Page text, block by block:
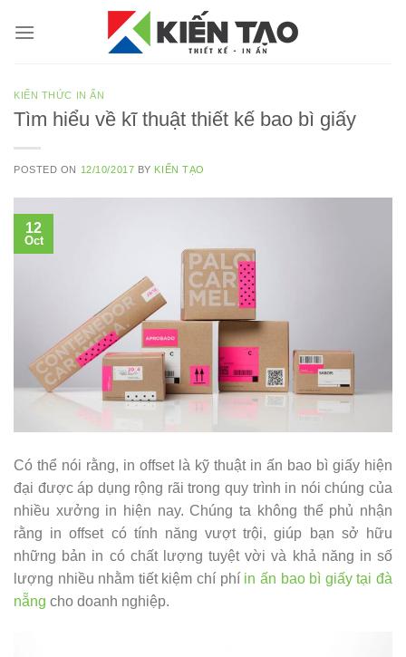
KIẾN THỨC IN ẤN
Tìm hiểu về kĩ thuật thiết kế bao bì giấy
POSTED ON 12/10/2017 BY KIẾN TẠO
12
Oct
Có thể nói rằng, in offset là kỹ thuật in ấn bao bì giấy hiện
đại được áp dụng rộng rãi trong quy trình in nói chúng của
nhiều xưởng in hiện nay. Chúng ta không thể phủ nhận
rằng in offset có tính năng vượt trội, giúp bạn sở hữu
những bản in có chất lượng tuyệt vời và khả năng in số
lượng nhiều nhằm tiết kiệm chí phí in ấn bao bì giấy tại đà
nẵng cho doanh nghiệp.